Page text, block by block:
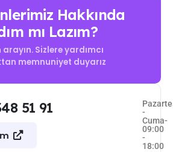
Hakkında
mı Lazım?
Sizlere yardımcı
memnuniyet duyarız
51 91
-
Cuma-
09:00
-
18:00